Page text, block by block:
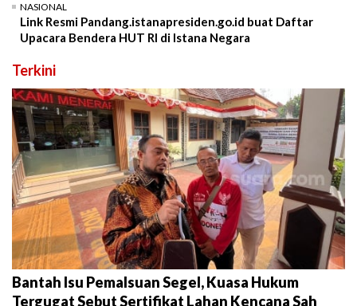
NASIONAL
Link Resmi Pandang.istanapresiden.go.id buat Daftar
Upacara Bendera HUT RI di Istana Negara
Terkini
Bantah Isu Pemalsuan Segel, Kuasa Hukum
Tergugat Sebut Sertifikat Lahan Kencana Sah